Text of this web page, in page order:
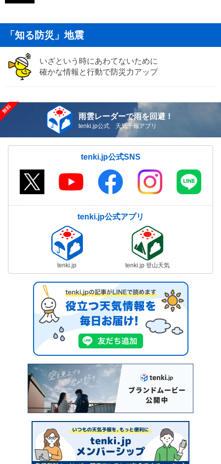
「知る防災」地震
いざという時にあわてないために
確かな情報と行動で防災力アップ
雨雲レーダーで雨を回避！
tenki.jp公式 天気予報アプリ
tenki.jp公式SNS
tenki.jp公式アプリ
tenki.jp tenki.jp 登山天気